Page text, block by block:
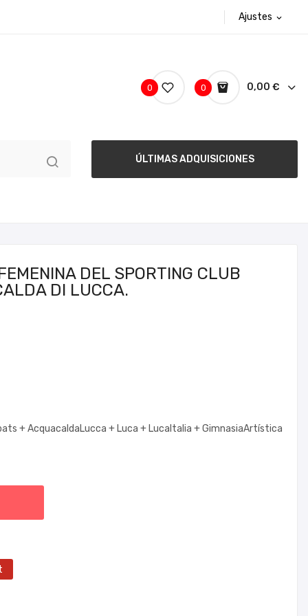
Ajustes expand_more
0 0,00 €
0
ÚLTIMAS ADQUISICIONES
DEL SPORTING CLUB
DI LUCCA.
+AcquacaldaLucca + Luca + LucaItalia +GimnasiaArtística